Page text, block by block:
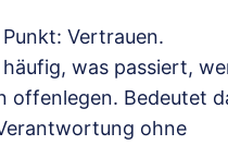
Vertrauen.
was passiert,
offenlegen. Bedeutet
ohne